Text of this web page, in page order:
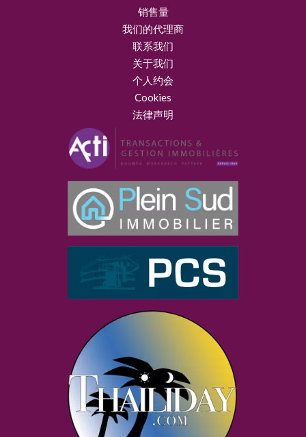
销售量
我们的代理商
联系我们
关于我们
个人约会
Cookies
法律声明